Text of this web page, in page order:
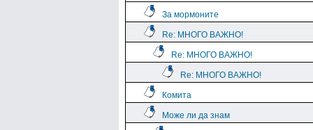
За мормоните
Re: МНОГО ВАЖНО!
Re: МНОГО ВАЖНО!
Re: МНОГО ВАЖНО!
Комита
Може ли да знам